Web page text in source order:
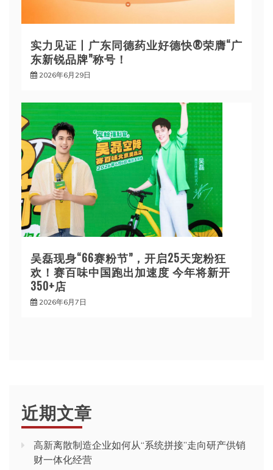
实力见证丨广东同德药业好德快®荣膺“广
东新锐品牌”称号！
2026年6月29日
吴磊现身“66赛粉节”，开启25天宠粉狂
欢！赛百味中国跑出加速度 今年将新开
350+店
2026年6月7日
近期文章
高新离散制造企业如何从“系统拼接”走向研产供销
财一体化经营